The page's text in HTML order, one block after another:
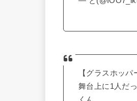
【グラスホッパ
舞台上に1人だ